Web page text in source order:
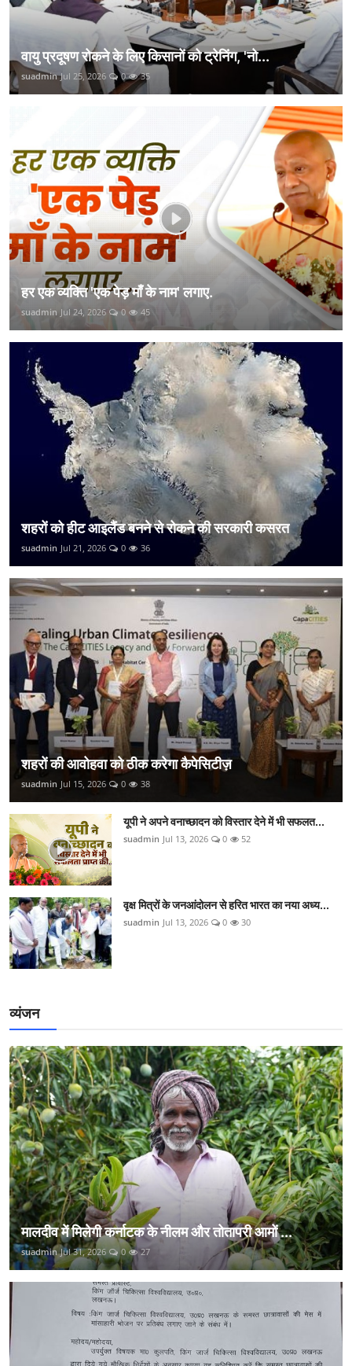
वायु प्रदूषण रोकने के लिए किसानों को ट्रेनिंग, 'नो...
suadmin Jul 25, 2026 0 35
हर एक व्यक्ति 'एक पेड़ माँ के नाम' लगाए.
suadmin Jul 24, 2026 0 45
शहरों को हीट आइलैंड बनने से रोकने की सरकारी कसरत
suadmin Jul 21, 2026 0 36
शहरों की आवोहवा को ठीक करेगा कैपेसिटीज़
suadmin Jul 15, 2026 0 38
यूपी ने अपने वनाच्छादन को विस्तार देने में भी सफलत...
suadmin Jul 13, 2026 0 52
वृक्ष मित्रों के जनआंदोलन से हरित भारत का नया अध्य...
suadmin Jul 13, 2026 0 30
व्यंजन
मालदीव में मिलेगी कर्नाटक के नीलम और तोतापरी आमों ...
suadmin Jul 31, 2026 0 27